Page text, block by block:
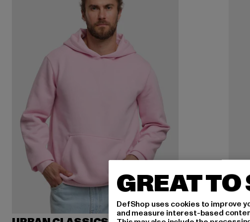
GREAT TO
DefShop uses cookies to improve
and measure interest-based